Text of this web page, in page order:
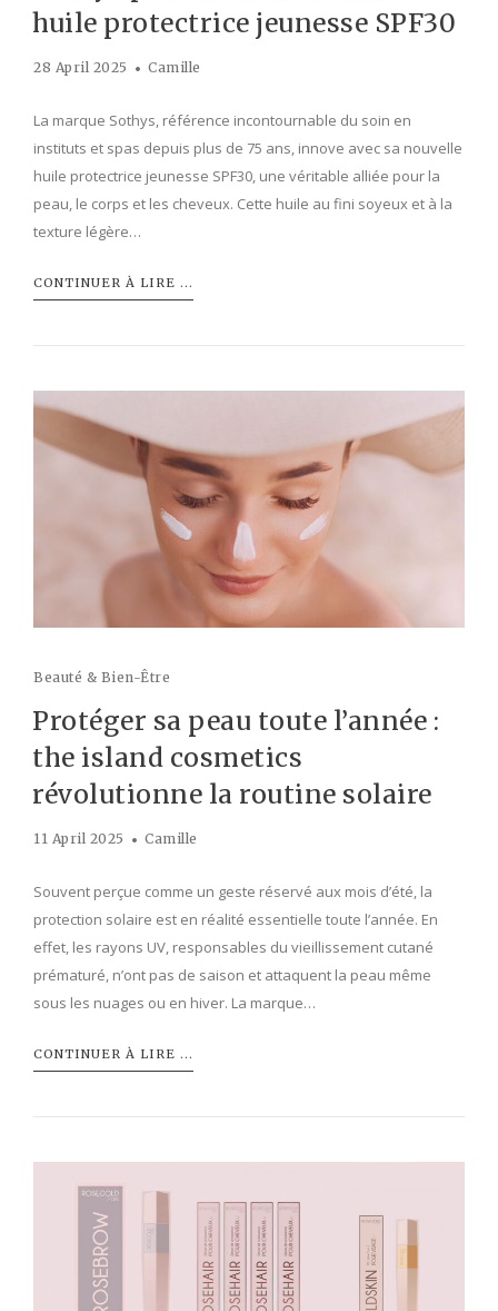
huile protectrice jeunesse SPF30
28 April 2025 Camille
La marque Sothys, référence incontournable du soin en
instituts et spas depuis plus de 75 ans, innove avec sa nouvelle
huile protectrice jeunesse SPF30, une véritable alliée pour la
peau, le corps et les cheveux. Cette huile au fini soyeux et à la
texture légère…
CONTINUER À LIRE ...
Beauté & Bien-Être
Protéger sa peau toute l’année :
the island cosmetics
révolutionne la routine solaire
11 April 2025 Camille
Souvent perçue comme un geste réservé aux mois d’été, la
protection solaire est en réalité essentielle toute l’année. En
effet, les rayons UV, responsables du vieillissement cutané
prématuré, n’ont pas de saison et attaquent la peau même
sous les nuages ou en hiver. La marque…
CONTINUER À LIRE ...